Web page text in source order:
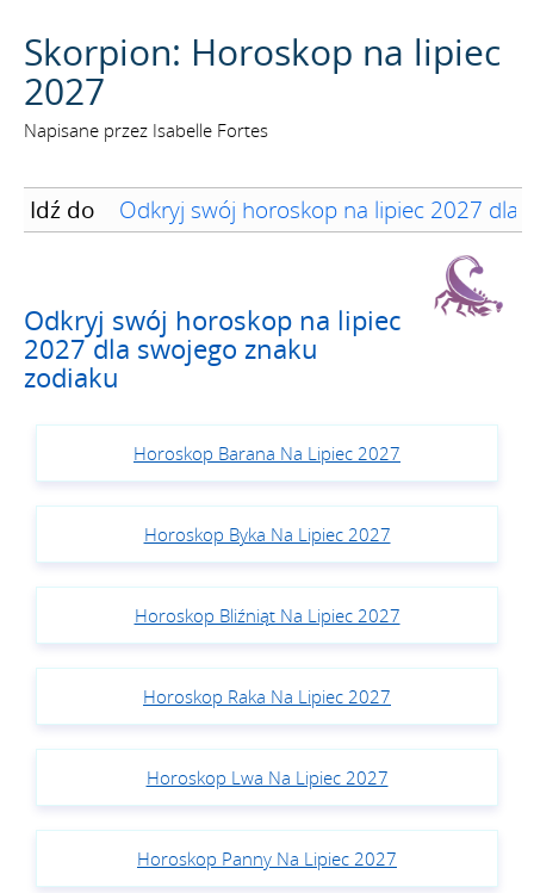
Skorpion: Horoskop na lipiec
2027
Napisane przez Isabelle Fortes
Idź do Odkryj swój horoskop na lipiec 2027 dla
Odkryj swój horoskop na lipiec
2027 dla swojego znaku
zodiaku
Horoskop Barana Na Lipiec 2027
Horoskop Byka Na Lipiec 2027
Horoskop Bliźniąt Na Lipiec 2027
Horoskop Raka Na Lipiec 2027
Horoskop Lwa Na Lipiec 2027
Horoskop Panny Na Lipiec 2027